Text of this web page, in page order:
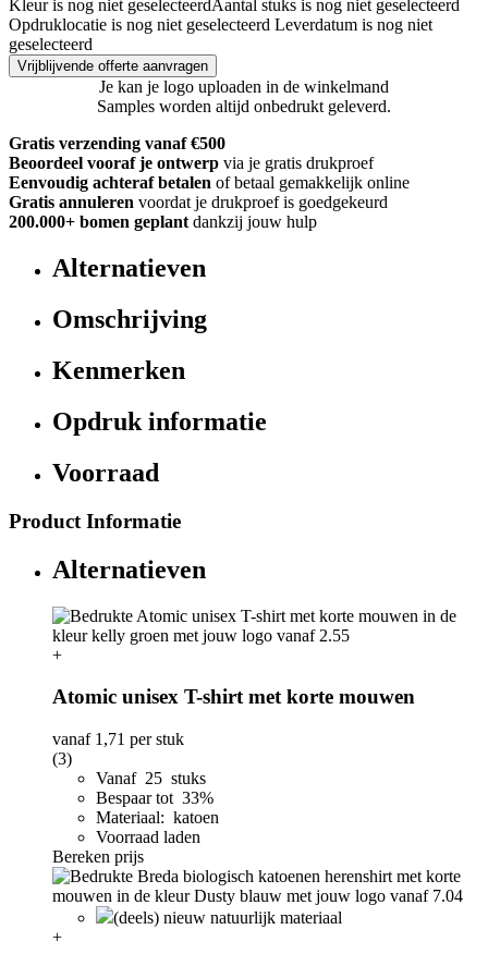
Kleur is nog niet geselecteerdAantal stuks is nog niet geselecteerd
Opdruklocatie is nog niet geselecteerd Leverdatum is nog niet
geselecteerd
Vrijblijvende offerte aanvragen
Je kan je logo uploaden in de winkelmand
Samples worden altijd onbedrukt geleverd.
Gratis verzending vanaf €500
Beoordeel vooraf je ontwerp via je gratis drukproef
Eenvoudig achteraf betalen of betaal gemakkelijk online
Gratis annuleren voordat je drukproef is goedgekeurd
200.000+ bomen geplant dankzij jouw hulp
Alternatieven
Omschrijving
Kenmerken
Opdruk informatie
Voorraad
Product Informatie
Alternatieven
+
Atomic unisex T-shirt met korte mouwen
vanaf 1,71 per stuk
(3)
Vanaf 25 stuks
Bespaar tot 33%
Materiaal: katoen
Voorraad laden
Bereken prijs
(deels) nieuw natuurlijk materiaal
+